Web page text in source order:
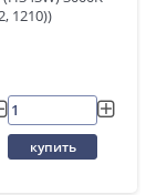
1210))
купить